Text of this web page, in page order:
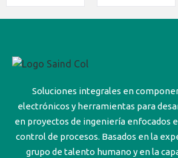
Soluciones integrales en
electrónicos y herramientas para
en proyectos de ingeniería enfocados
control de procesos. Basados en la
grupo de talento humano y en la